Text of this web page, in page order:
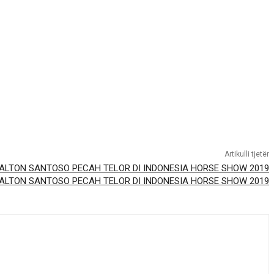
Artikulli tjetër
SANTOSO PECAH TELOR DI INDONESIA HORSE SHOW 2019